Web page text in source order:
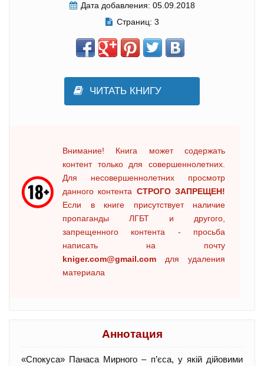
Дата добавления: 05.09.2018
Страниц: 3
ЧИТАТЬ КНИГУ
Внимание! Книга может содержать
контент только для совершеннолетних.
Для несовершеннолетних просмотр
данного контента СТРОГО ЗАПРЕЩЕН!
Если в книге присутствует наличие
пропаганды ЛГБТ и другого,
запрещенного контента - просьба
написать на почту
kniger.com@gmail.com для удаления
материала
Аннотация
«Спокуса» Панаса Мирного – п’єса, у якій дійовими